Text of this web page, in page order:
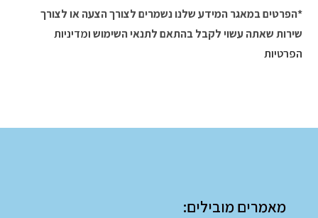
*הפרטים במאגר המידע שלנו נשמרים לצורך הצעה או לצורך
שירות שאתה עשוי לקבל בהתאם לתנאי השימושומדיניות
הפרטיות
מאמרים מובילים: